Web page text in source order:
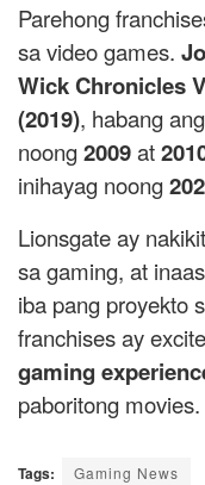
Parehong
sa video games.
Wick Chronicles
(2019), habang ang
noong2009at
inihayag noong
Lionsgate ay
sa gaming, at
iba pang proyekto
franchises ay
gaming
paboritong movies.
Tags: Gaming News